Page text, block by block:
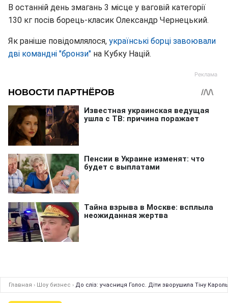
В останній день змагань 3 місце у ваговій категорії
130 кг посів борець-класик Олександр Чернецький.
Як раніше повідомлялося, українські борці завоювали
дві командні "бронзи" на Кубку Націй.
Главная › Шоу бизнес › До сліз: учасниця Голос. Діти зворушила Тіну